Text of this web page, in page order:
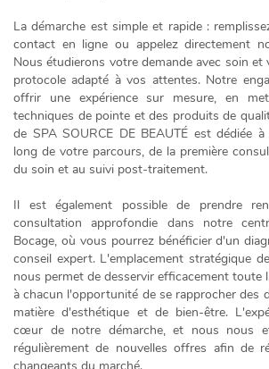
La démarche est simple et rapide :
contact en ligne ou appelez directement
Nous étudierons votre demande avec soin
protocole adapté à vos attentes. Notre
offrir une expérience sur mesure, en
techniques de pointe et des produits de
de SPA SOURCE DE BEAUTÉ est dédiée
long de votre parcours, de la première
du soin et au suivi post-traitement.
Il est également possible de prendre
consultation approfondie dans notre
Bocage, où vous pourrez bénéficier d'un
conseil expert. L'emplacement stratégique
nous permet de desservir efficacement toute
à chacun l'opportunité de se rapprocher des
matière d'esthétique et de bien-être.
cœur de notre démarche, et nous nous
régulièrement de nouvelles offres afin de